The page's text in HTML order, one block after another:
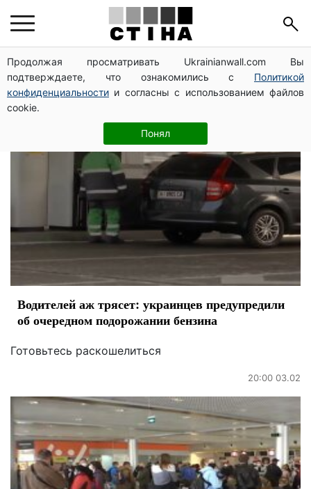
Продолжая просматривать Ukrainianwall.com Вы
подтверждаете, что ознакомились с Политикой
конфиденциальности и согласны с использованием файлов
cookie.
Понял
Литва
Водителей аж трясет: украинцев предупредили
об очередном подорожании бензина
Готовьтесь раскошелиться
20:00 03.02